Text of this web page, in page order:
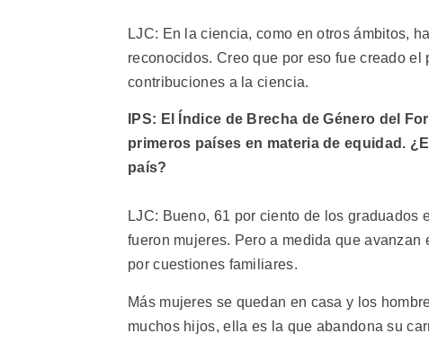
LJC: En la ciencia, como en otros ámbitos,
reconocidos. Creo que por eso fue creado
contribuciones a la ciencia.
IPS: El Índice de Brecha de Género del
primeros países en materia de equidad.
país?
LJC: Bueno, 61 por ciento de los
fueron mujeres. Pero a medida que
por cuestiones familiares.
Más mujeres se quedan en casa y los
muchos hijos, ella es la que abandona su